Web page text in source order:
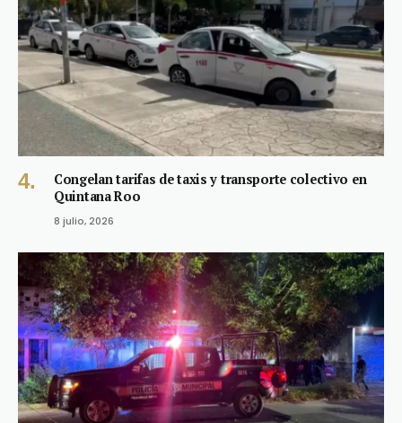
Congelan tarifas de taxis y transporte colectivo en
Quintana Roo
8 julio, 2026